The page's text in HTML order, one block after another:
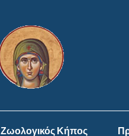
Ζωολογικός Κήπος